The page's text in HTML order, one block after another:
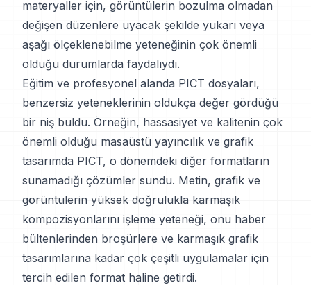
materyaller için, görüntülerin bozulma olmadan
değişen düzenlere uyacak şekilde yukarı veya
aşağı ölçeklenebilme yeteneğinin çok önemli
olduğu durumlarda faydalıydı.
Eğitim ve profesyonel alanda PICT dosyaları,
benzersiz yeteneklerinin oldukça değer gördüğü
bir niş buldu. Örneğin, hassasiyet ve kalitenin çok
önemli olduğu masaüstü yayıncılık ve grafik
tasarımda PICT, o dönemdeki diğer formatların
sunamadığı çözümler sundu. Metin, grafik ve
görüntülerin yüksek doğrulukla karmaşık
kompozisyonlarını işleme yeteneği, onu haber
bültenlerinden broşürlere ve karmaşık grafik
tasarımlarına kadar çok çeşitli uygulamalar için
tercih edilen format haline getirdi.